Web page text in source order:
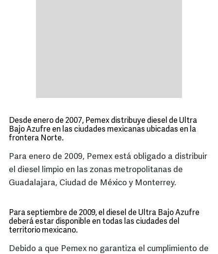
Desde enero de 2007, Pemex distribuye diesel de Ultra
Bajo Azufre en las ciudades mexicanas ubicadas en la
frontera Norte.
Para enero de 2009, Pemex está obligado a distribuir
el diesel limpio en las zonas metropolitanas de
Guadalajara, Ciudad de México y Monterrey.
Para septiembre de 2009, el diesel de Ultra Bajo Azufre
deberá estar disponible en todas las ciudades del
territorio mexicano.
Debido a que Pemex no garantiza el cumplimiento de